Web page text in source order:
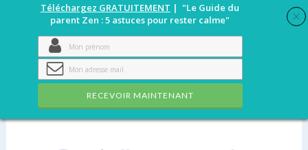
Téléchargez GRATUITEMENT | "Le Guide du
parent Zen : 5 astuces pour rester calme"
RECEVOIR MAINTENANT